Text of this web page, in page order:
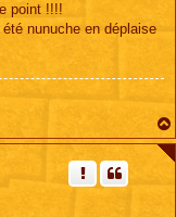
point !!!!
nunuche en déplaise